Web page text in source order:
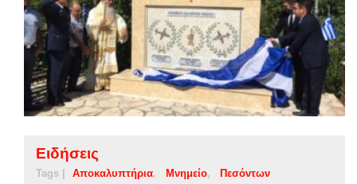
Ειδήσεις
Tags | Αποκαλυπτήρια Μνημείο Πεσόντων